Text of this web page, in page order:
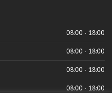
08:00 - 18:00
08:00 - 18:00
08:00 - 18:00
08:00 - 18:00